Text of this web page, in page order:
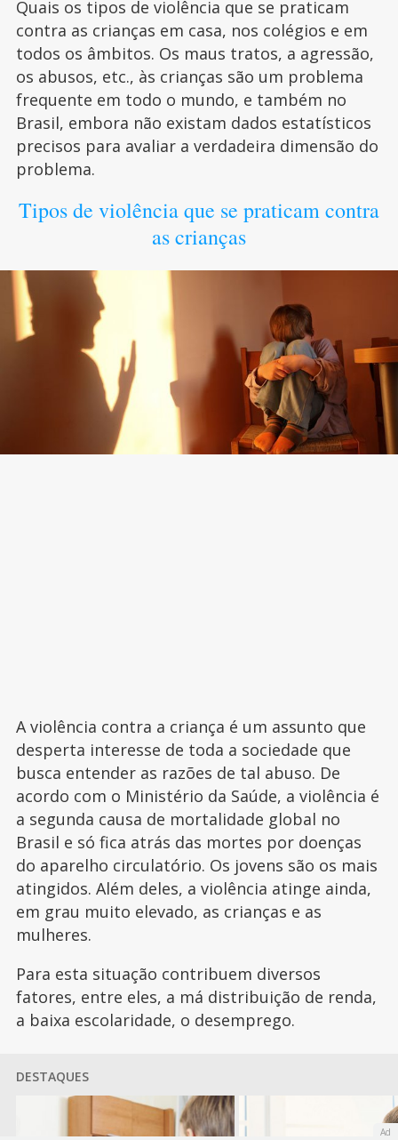
Quais os tipos de violência que se praticam
contra as crianças em casa, nos colégios e em
todos os âmbitos. Os maus tratos, a agressão,
os abusos, etc., às crianças são um problema
frequente em todo o mundo, e também no
Brasil, embora não existam dados estatísticos
precisos para avaliar a verdadeira dimensão do
problema.
Tipos de violência que se praticam contra
as crianças
A violência contra a criança é um assunto que
desperta interesse de toda a sociedade que
busca entender as razões de tal abuso. De
acordo com o Ministério da Saúde, a violência é
a segunda causa de mortalidade global no
Brasil e só fica atrás das mortes por doenças
do aparelho circulatório. Os jovens são os mais
atingidos. Além deles, a violência atinge ainda,
em grau muito elevado, as crianças e as
mulheres.
Para esta situação contribuem diversos
fatores, entre eles, a má distribuição de renda,
a baixa escolaridade, o desemprego.
DESTAQUES
Ad